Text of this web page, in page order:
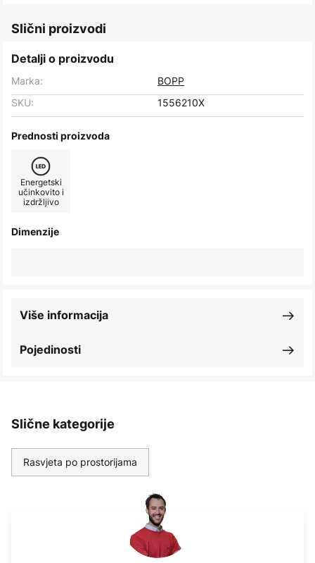
Slični proizvodi
Detalji o proizvodu
Marka:
BOPP
SKU:
1556210X
Prednosti proizvoda
Energetski
učinkovito i
izdržljivo
Dimenzije
Pojedinosti
Više informacija
Slične kategorije
Rasvjeta po prostorijama